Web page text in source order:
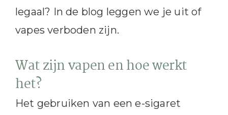
legaal? In de blog leggen we je uit of
vapes verboden zijn.
Wat zijn vapen en hoe werkt
het?
Het gebruiken van een e-sigaret